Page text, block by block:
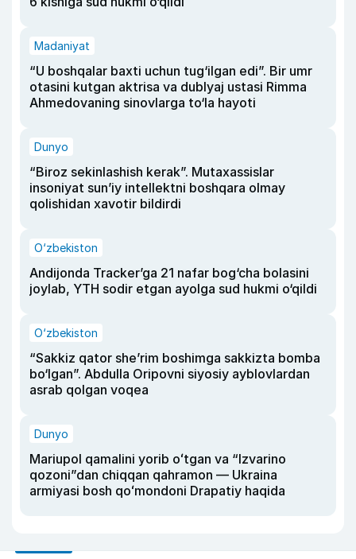
Madaniyat
“U boshqalar baxti uchun tug‘ilgan edi”. Bir umr
otasini kutgan aktrisa va dublyaj ustasi Rimma
Ahmedovaning sinovlarga to‘la hayoti
Dunyo
“Biroz sekinlashish kerak”. Mutaxassislar
insoniyat sun’iy intellektni boshqara olmay
qolishidan xavotir bildirdi
O‘zbekiston
Andijonda Tracker’ga 21 nafar bog‘cha bolasini
joylab, YTH sodir etgan ayolga sud hukmi o‘qildi
O‘zbekiston
“Sakkiz qator she’rim boshimga sakkizta bomba
bo‘lgan”. Abdulla Oripovni siyosiy ayblovlardan
asrab qolgan voqea
Dunyo
Mariupol qamalini yorib oʻtgan va “Izvarino
qozoni”dan chiqqan qahramon — Ukraina
armiyasi bosh qoʻmondoni Drapatiy haqida